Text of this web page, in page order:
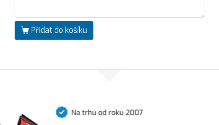
Přidat do košíku